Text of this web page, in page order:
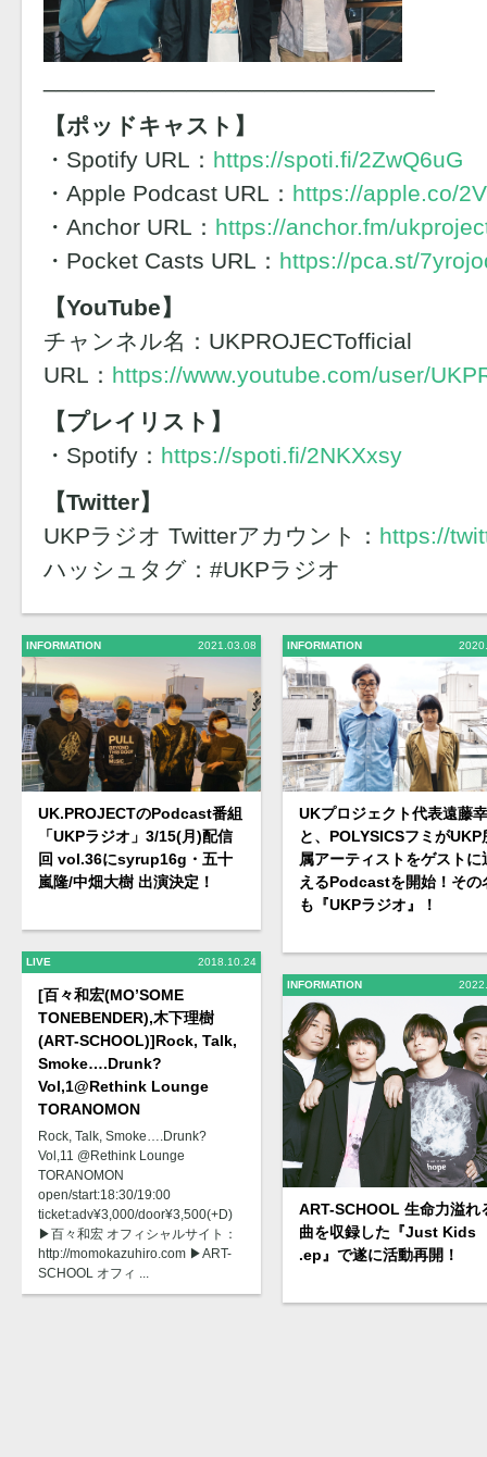
【ポッドキャスト】
・Spotify URL： https://spoti.fi/2ZwQ6uG
・Apple Podcast URL： https://apple.co/
・Anchor URL： https://anchor.fm/
・Pocket Casts URL： https://pca.st/
【YouTube】
チャンネル名：UKPROJECTofficial
URL： https://www.youtube.com/user/
【プレイリスト】
・Spotify： https://spoti.fi/2NKXxsy
【Twitter】
UKPラジオ Twitterアカウント： https://
ハッシュタグ：#UKPラジオ
INFORMATION 2021.03.08
UK.PROJECTのPodcast番組
「UKPラジオ」3/15(月)配信
回 vol.36にsyrup16g・五十
嵐隆/中畑大樹 出演決定！
LIVE 2018.10.24
[百々和宏(MO’SOME
TONEBENDER),木下理樹
(ART-SCHOOL)]Rock, Talk,
Smoke….Drunk?
Vol,1@Rethink Lounge
TORANOMON
Rock, Talk, Smoke….Drunk?
Vol,11 @Rethink Lounge
TORANOMON
open/start:18:30/19:00
ticket:adv¥3,000/door¥3,500(+D)
▶︎百々和宏 オフィシャルサイト：
http://momokazuhiro.com ▶︎ART-
SCHOOL オフィ ...
INFORMATION
UKプロジェクト代表遠藤
と、POLYSICSフミがUKP
属アーティストをゲストに
えるPodcastを開始！その
も『UKPラジオ』！
INFORMATION
ART-SCHOOL 生命力溢れ
曲を収録した『Just Kids
.ep』で遂に活動再開！